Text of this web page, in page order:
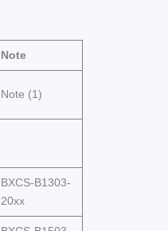
Note
Note (1)
BXCS-B1303-
20xx